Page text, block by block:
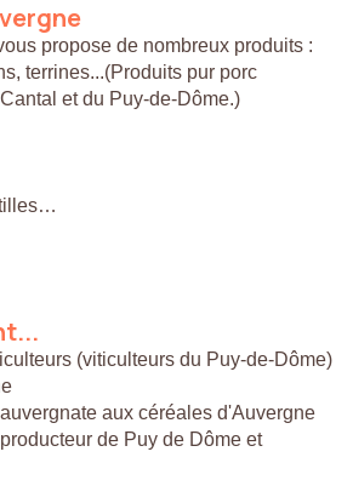
propose de nombreux produits :
terrines...(Produits pur porc
et du Puy-de-Dôme.)
(viticulteurs du Puy-de-Dôme)
aux céréales d'Auvergne
de Puy de Dôme et